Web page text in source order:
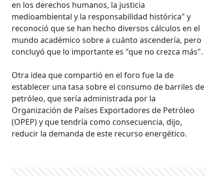
en los derechos humanos, la justicia
medioambiental y la responsabilidad histórica" y
reconoció que se han hecho diversos cálculos en el
mundo académico sobre a cuánto ascendería, pero
concluyó que lo importante es "que no crezca más".
Otra idea que compartió en el foro fue la de
establecer una tasa sobre el consumo de barriles de
petróleo, que sería administrada por la
Organización de Países Exportadores de Petróleo
(OPEP) y que tendría como consecuencia, dijo,
reducir la demanda de este recurso energético.